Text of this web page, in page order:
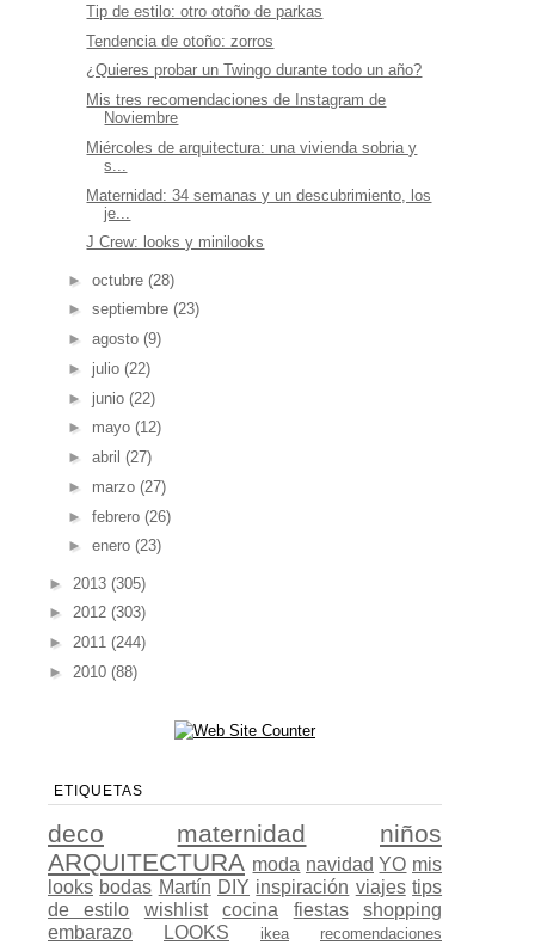
Tip de estilo: otro otoño de parkas
Tendencia de otoño: zorros
¿Quieres probar un Twingo durante todo un año?
Mis tres recomendaciones de Instagram de
Noviembre
Miércoles de arquitectura: una vivienda sobria y
s...
Maternidad: 34 semanas y un descubrimiento, los
je...
J Crew: looks y minilooks
► octubre (28)
► septiembre (23)
► agosto (9)
► julio (22)
► junio (22)
► mayo (12)
► abril (27)
► marzo (27)
► febrero (26)
► enero (23)
► 2013 (305)
► 2012 (303)
► 2011 (244)
► 2010 (88)
ETIQUETAS
deco maternidad
niños
ARQUITECTURA moda navidad YO mis
looks bodas Martín DIY inspiración viajes tips
de estilo
wishlist cocina fiestas
shopping
embarazo
LOOKS ikea
recomendaciones